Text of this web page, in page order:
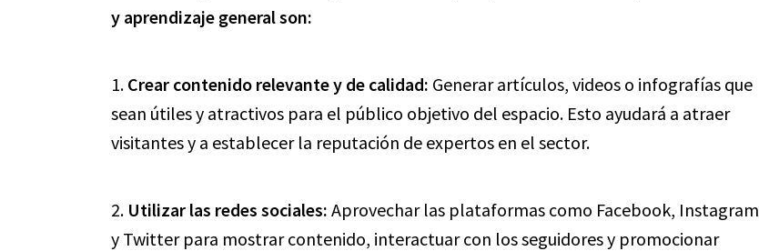
y aprendizaje general son:
1. Crear contenido relevante y de calidad: Generar artículos, videos o infografías que
sean útiles y atractivos para el público objetivo del espacio. Esto ayudará a atraer
visitantes y a establecer la reputación de expertos en el sector.
2. Utilizar las redes sociales: Aprovechar las plataformas como Facebook, Instagram
y Twitter para mostrar contenido, interactuar con los seguidores y promocionar